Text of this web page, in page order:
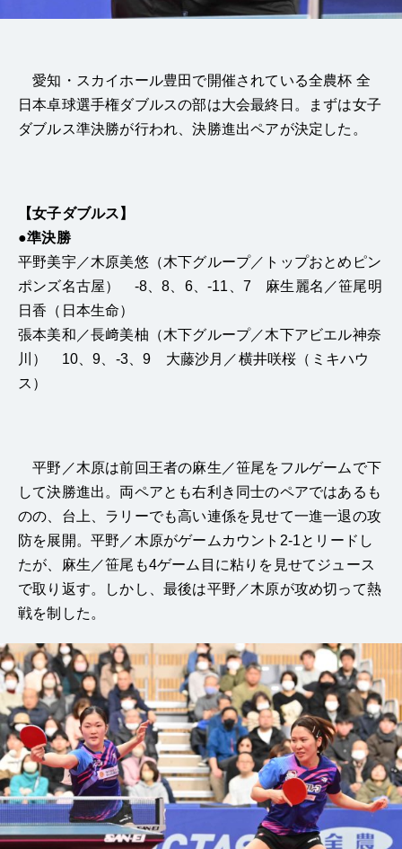
愛知・スカイホール豊田で開催されている全農杯 全
日本卓球選手権ダブルスの部は大会最終日。まずは女子
ダブルス準決勝が行われ、決勝進出ペアが決定した。
【女子ダブルス】
●準決勝
平野美宇／木原美悠（木下グループ／トップおとめピン
ポンズ名古屋） -8、8、6、-11、7 麻生麗名／笹尾明
日香（日本生命）
張本美和／長﨑美柚（木下グループ／木下アビエル神奈
川） 10、9、-3、9 大藤沙月／横井咲桜（ミキハウ
ス）
平野／木原は前回王者の麻生／笹尾をフルゲームで下
して決勝進出。両ペアとも右利き同士のペアではあるも
のの、台上、ラリーでも高い連係を見せて一進一退の攻
防を展開。平野／木原がゲームカウント2-1とリードし
たが、麻生／笹尾も4ゲーム目に粘りを見せてジュース
で取り返す。しかし、最後は平野／木原が攻め切って熱
戦を制した。